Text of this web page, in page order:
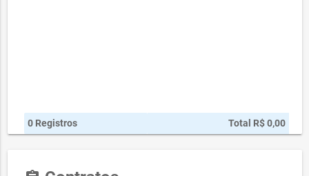
0 Registros Total R$ 0,00